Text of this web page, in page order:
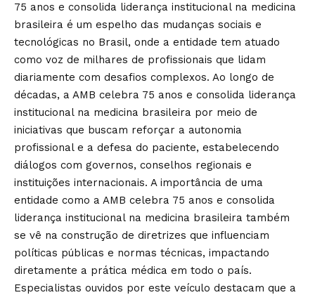
75 anos e consolida liderança institucional na medicina
brasileira é um espelho das mudanças sociais e
tecnológicas no Brasil, onde a entidade tem atuado
como voz de milhares de profissionais que lidam
diariamente com desafios complexos. Ao longo de
décadas, a AMB celebra 75 anos e consolida liderança
institucional na medicina brasileira por meio de
iniciativas que buscam reforçar a autonomia
profissional e a defesa do paciente, estabelecendo
diálogos com governos, conselhos regionais e
instituições internacionais. A importância de uma
entidade como a AMB celebra 75 anos e consolida
liderança institucional na medicina brasileira também
se vê na construção de diretrizes que influenciam
políticas públicas e normas técnicas, impactando
diretamente a prática médica em todo o país.
Especialistas ouvidos por este veículo destacam que a